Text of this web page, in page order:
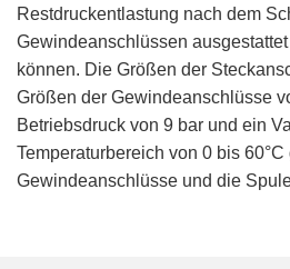
Restdruckentlastung nach dem
Gewindeanschlüssen
können. Die Größen der
Größen der Gewindeanschlüsse
Betriebsdruck von 9 bar und ein
Temperaturbereich von 0 bis
Gewindeanschlüsse und die